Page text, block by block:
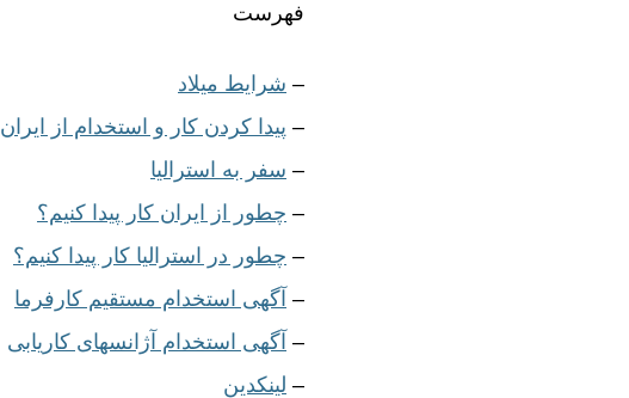
فهرست
– شرایط میلاد
– پیدا کردن کار و استخدام از ایران
– سفر به استرالیا
– چطور از ایران کار پیدا کنیم؟
– چطور در استرالیا کار پیدا کنیم؟
– آگهی استخدام مستقیم کارفرما
– آگهی استخدام آژانسهای کاریابی
– لینکدین